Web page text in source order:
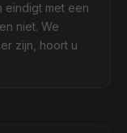
eindigt met een
niet. We
zijn, hoort u